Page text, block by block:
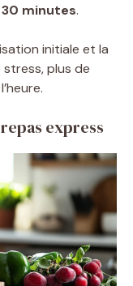
30 minutes.
initiale et la
plus de
express